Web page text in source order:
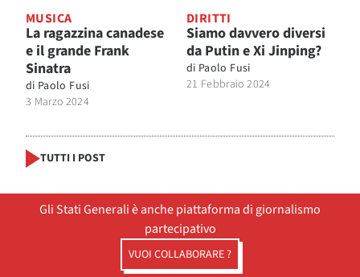
MUSICA
La ragazzina canadese
e il grande Frank
Sinatra
di Paolo Fusi
3 Marzo 2024
DIRITTI
Siamo davvero diversi
da Putin e Xi Jinping?
di Paolo Fusi
21 Febbraio 2024
TUTTI I POST
Gli Stati Generali è anche piattaforma di giornalismo
partecipativo
VUOI COLLABORARE ?